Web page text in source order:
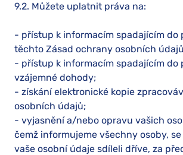
9.2. Můžete uplatnit práva na:
- přístup k informacím spadajícím do
těchto Zásad ochrany osobních
- přístup k informacím spadajícím do
vzájemné dohody;
- získání elektronické kopie
osobních údajů;
- vyjasnění a/nebo opravu vašich
čemž informujeme všechny osoby,
vaše osobní údaje sdíleli dříve, za